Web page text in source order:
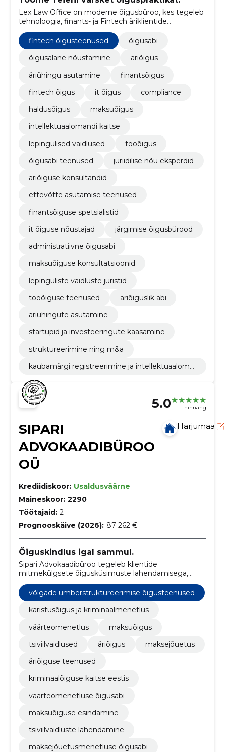
Lex Law Office on moderne õigusbüroo, kes tegeleb
tehnoloogia, finants- ja Fintech äriklientide
nõustamisega.
fintech õigusteenused
õigusabi
õigusalane nõustamine
äriõigus
äriühingu asutamine
finantsõigus
fintech õigus
it õigus
compliance
haldusõigus
maksuõigus
intellektuaalomandi kaitse
lepingulised vaidlused
tööõigus
õigusabi teenused
juriidilise nõu eksperdid
äriõiguse konsultandid
ettevõtte asutamise teenused
finantsõiguse spetsialistid
it õiguse nõustajad
järgimise õigusbürood
administratiivne õigusabi
maksuõiguse konsultatsioonid
lepinguliste vaidluste juristid
tööõiguse teenused
äriõiguslik abi
äriühingute asutamine
startupid ja investeeringute kaasamine
struktureerimine ning m&a
kaubamärgi registreerimine ja intellektuaaloma
5.0 1 hinnang
SIPARI
ADVOKAADIBÜROO
OÜ
Harjumaa
Krediidiskoor: Usaldusväärne
Maineskoor: 2290
Töötajaid: 2
Prognooskäive (2026): 87 262 €
Õiguskindlus igal sammul.
Sipari Advokaadibüroo tegeleb klientide
mitmekülgsete õigusküsimuste lahendamisega,
pakkudes täisteenust alates karistusõigusest kuni
äriõiguseni.
võlgade ümberstruktureerimise õigusteenused
karistusõigus ja kriminaalmenetlus
väärteomenetlus
maksuõigus
tsiviilvaidlused
äriõigus
maksejõuetus
äriõiguse teenused
kriminaalõiguse kaitse eestis
väärteomenetluse õigusabi
maksuõiguse esindamine
tsiviilvaidluste lahendamine
maksejõuetusmenetluse õigusabi